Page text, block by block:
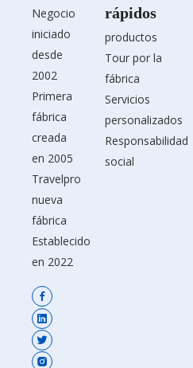
Negocio
iniciado
desde
2002
Primera
fábrica
creada
en 2005
Travelpro
nueva
fábrica
Establecido
en 2022
rápidos
productos
Tour por la
fábrica
Servicios
personalizados
Responsabilidad
social